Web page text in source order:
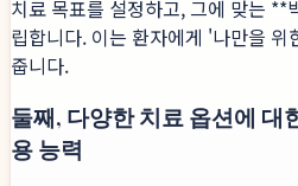
치료 목표를 설정하고, 그에 맞는 **
립합니다. 이는 환자에게 '나만을
줍니다.
둘째, 다양한 치료 옵션에 대
용 능력